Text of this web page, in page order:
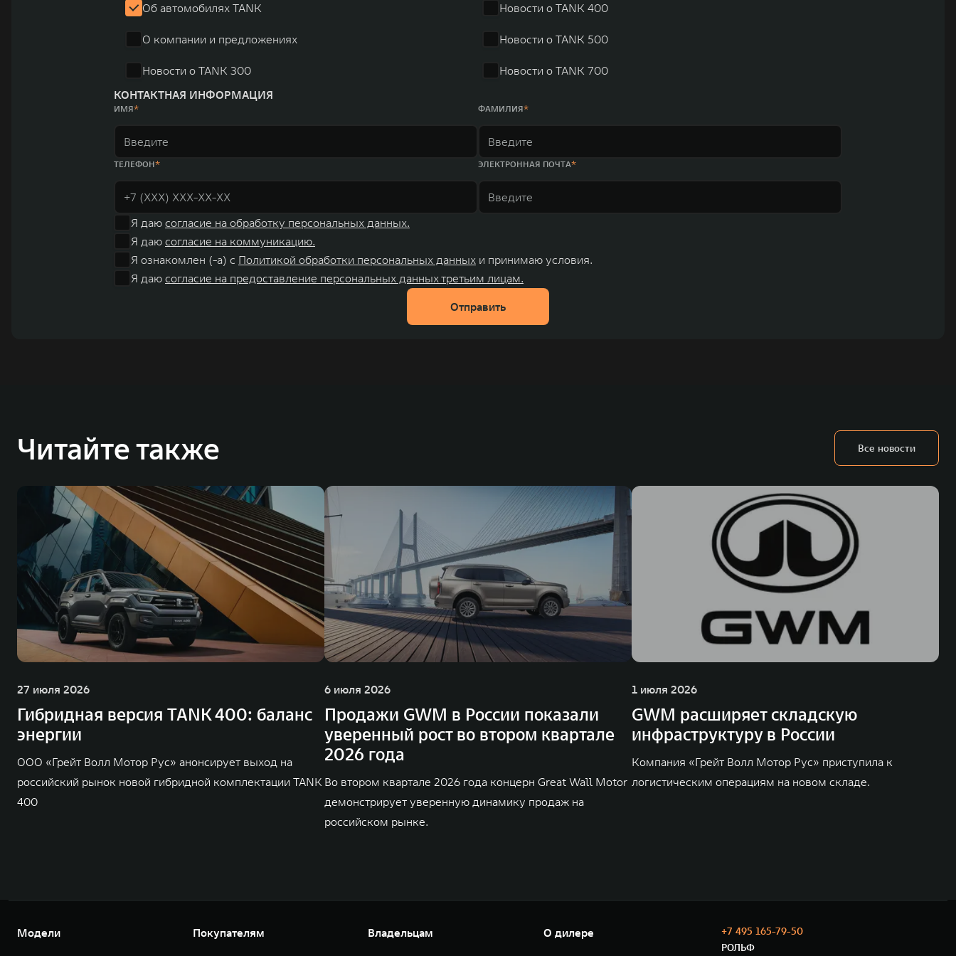
Об автомобилях TANK
О компании и предложениях
Новости о TANK 300
Новости о TANK 400
Новости о TANK 500
Новости о TANK 700
КОНТАКТНАЯ ИНФОРМАЦИЯ
ИМЯ ФАМИЛИЯ
ТЕЛЕФОН ЭЛЕКТРОННАЯ ПОЧТА
Я даю согласие на обработку персональных данных.
Я даю согласие на коммуникацию.
Я ознакомлен (-а) с Политикой обработки персональных данных и принимаю условия.
Я даю согласие на предоставление персональных данных третьим лицам.
Отправить
Читайте также Все новости
27 июля 2026
Гибридная версия TANK 400: баланс
энергии
ООО «Грейт Волл Мотор Рус» анонсирует выход на
российский рынок новой гибридной комплектации TANK
400
6 июля 2026
Продажи GWM в России показали
уверенный рост во втором квартале
2026 года
Во втором квартале 2026 года концерн Great Wall Motor
демонстрирует уверенную динамику продаж на
российском рынке.
1 июля 2026
GWM расширяет складскую
инфраструктуру в России
Компания «Грейт Волл Мотор Рус» приступила к
логистическим операциям на новом складе.
Модели Покупателям Владельцам О дилере
+7 495 165-79-50
РОЛЬФ